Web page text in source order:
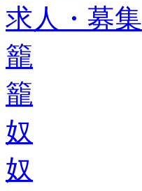
求人・募集
籠
籠
奴
奴